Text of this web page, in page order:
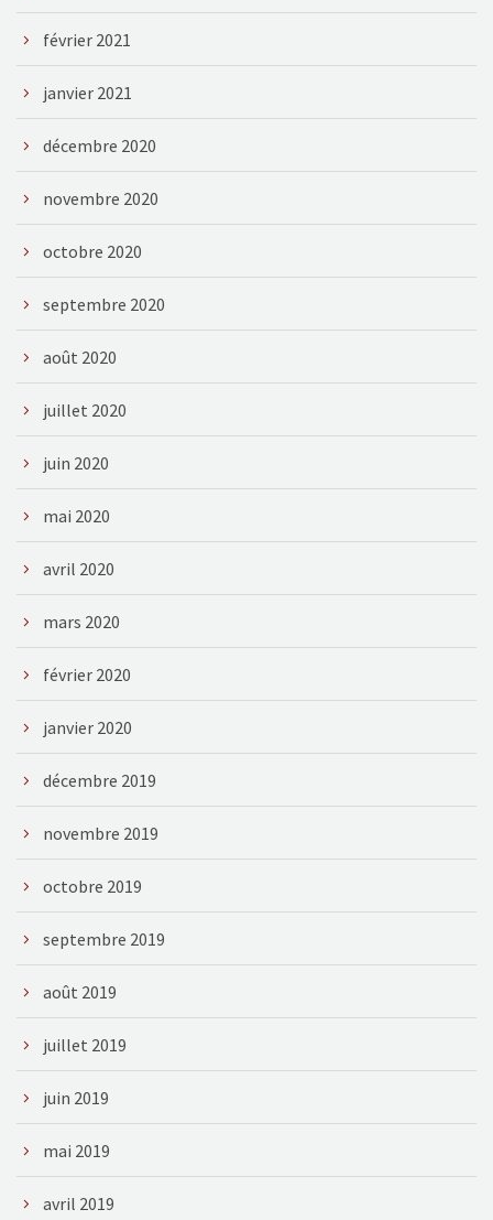
février 2021
janvier 2021
décembre 2020
novembre 2020
octobre 2020
septembre 2020
août 2020
juillet 2020
juin 2020
mai 2020
avril 2020
mars 2020
février 2020
janvier 2020
décembre 2019
novembre 2019
octobre 2019
septembre 2019
août 2019
juillet 2019
juin 2019
mai 2019
avril 2019